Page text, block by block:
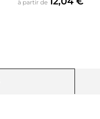
à partir de